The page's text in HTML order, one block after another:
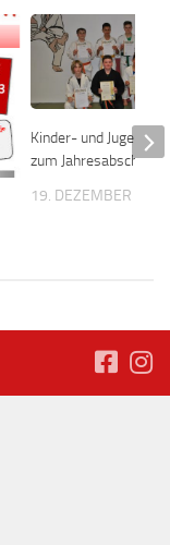
Kinder- und
zum Jahresabschluss
19. DEZEMBER 2013